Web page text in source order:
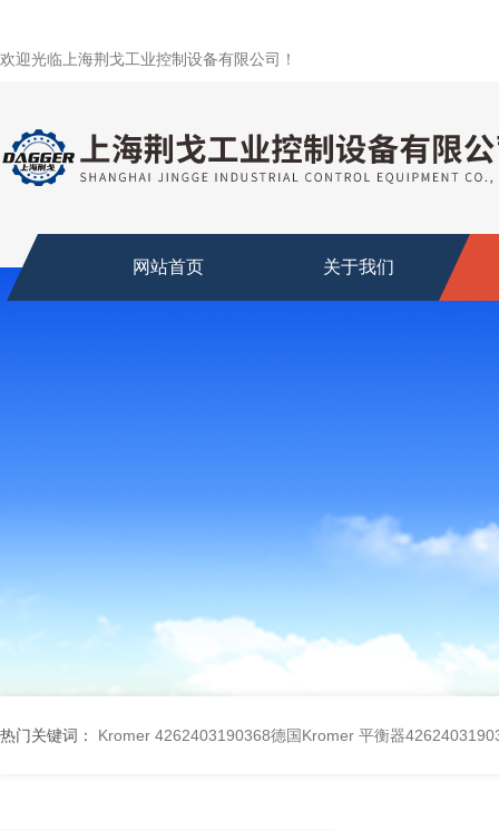
欢迎光临上海荆戈工业控制设备有限公司！
网站首页 关于我们
热门关键词： Kromer 4262403190368德国Kromer 平衡器